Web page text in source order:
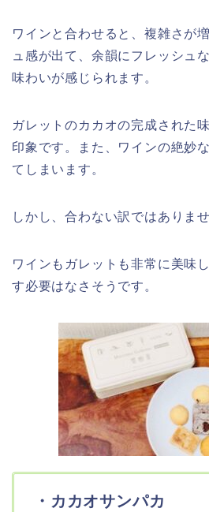
ワインと合わせると、複雑さが
ュ感が出て、余韻にフレッシュ
味わいが感じられます。
ガレットのカカオの完成された
印象です。また、ワインの絶妙
てしまいます。
しかし、合わない訳ではありませ
ワインもガレットも非常に美味
す必要はなさそうです。
・カカオサンパカ